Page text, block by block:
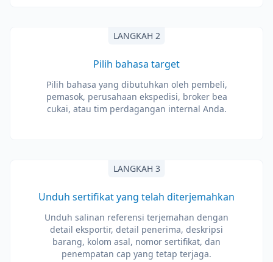
LANGKAH 2
Pilih bahasa target
Pilih bahasa yang dibutuhkan oleh pembeli,
pemasok, perusahaan ekspedisi, broker bea
cukai, atau tim perdagangan internal Anda.
LANGKAH 3
Unduh sertifikat yang telah diterjemahkan
Unduh salinan referensi terjemahan dengan
detail eksportir, detail penerima, deskripsi
barang, kolom asal, nomor sertifikat, dan
penempatan cap yang tetap terjaga.